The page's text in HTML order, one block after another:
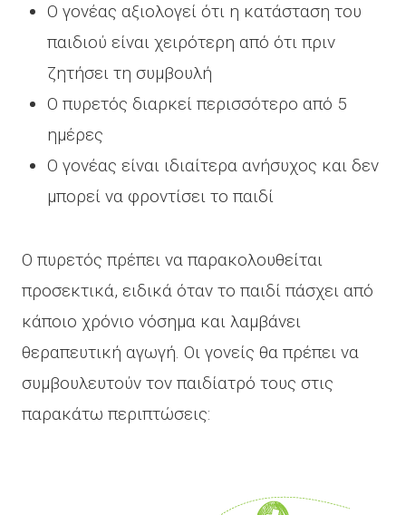
Ο γονέας αξιολογεί ότι η κατάσταση του
παιδιού είναι χειρότερη από ότι πριν
ζητήσει τη συμβουλή
Ο πυρετός διαρκεί περισσότερο από 5
ημέρες
Ο γονέας είναι ιδιαίτερα ανήσυχος και δεν
μπορεί να φροντίσει το παιδί
Ο πυρετός πρέπει να παρακολουθείται
προσεκτικά, ειδικά όταν το παιδί πάσχει από
κάποιο χρόνιο νόσημα και λαμβάνει
θεραπευτική αγωγή. Οι γονείς θα πρέπει να
συμβουλευτούν τον παιδίατρό τους στις
παρακάτω περιπτώσεις: